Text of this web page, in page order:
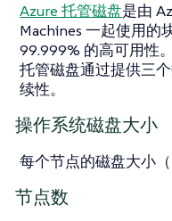
Azure 托管磁盘是由
Machines 一起使用的
99.999% 的高可用性。
托管磁盘通过提供三
续性。
操作系统磁盘大小
每个节点的磁盘大小（
节点数